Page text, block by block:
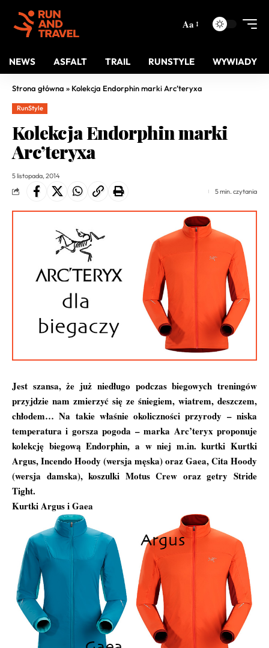
Aa
NEWS ASFALT TRAIL RUNSTYLE WYWIADY
Strona główna » Kolekcja Endorphin marki Arc’teryxa
RunStyle
Kolekcja Endorphin marki
Arc’teryxa
5 listopada, 2014
5 min. czytania
Jest szansa, że już niedługo podczas biegowych treningów
przyjdzie nam zmierzyć się ze śniegiem, wiatrem, deszczem,
chłodem… Na takie właśnie okoliczności przyrody – niska
temperatura i gorsza pogoda – marka Arc’teryx proponuje
kolekcję biegową Endorphin, a w niej m.in. kurtki Kurtki
Argus, Incendo Hoody (wersja męska) oraz Gaea, Cita Hoody
(wersja damska), koszulki Motus Crew oraz getry Stride
Tight.
Kurtki Argus i Gaea